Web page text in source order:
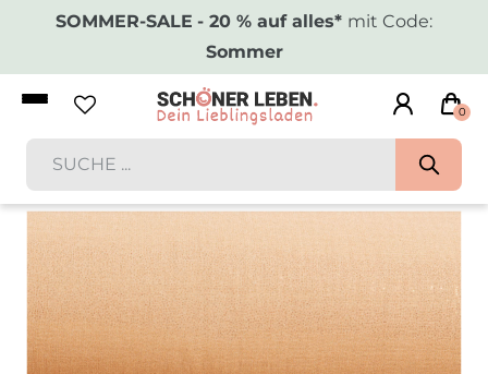
SOMMER-SALE - 20 % auf alles* mit Code:
Sommer
0